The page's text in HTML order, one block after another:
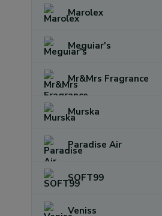
Marolex
Meguiar's
Mr&Mrs Fragrance
Murska
Paradise Air
SOFT99
Veniss